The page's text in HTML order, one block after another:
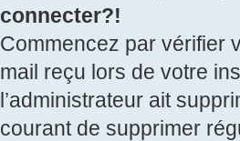
connecter?!
Commencez par vérifier
mail reçu lors de votre
l’administrateur ait
courant de supprimer